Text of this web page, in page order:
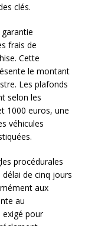
clés.
frais de
Cette
le montant
Les plafonds
selon les
1000 euros, une
véhicules
procédurales
délai de cinq jours
aux
au
pour